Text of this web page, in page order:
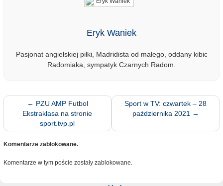
Eryk Waniek
Pasjonat angielskiej piłki, Madridista od małego, oddany kibic
Radomiaka, sympatyk Czarnych Radom.
← PZU AMP Futbol
Ekstraklasa na stronie
sport.tvp.pl
Sport w TV: czwartek – 28
października 2021 →
Komentarze zablokowane.
Komentarze w tym poście zostały zablokowane.